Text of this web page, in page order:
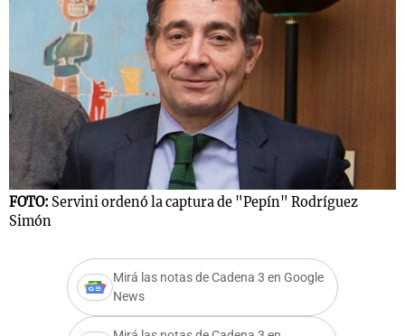
FOTO: Servini ordenó la captura de "Pepín" Rodríguez
Simón
Mirá las notas de Cadena 3 en Google
News
Notas
Mundial 2026
Notas
La Sole en
Cadena 3